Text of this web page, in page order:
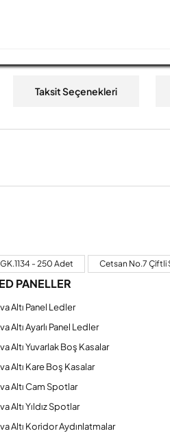
Taksit Seçenekleri
- 250 Adet Cetsan No.7 Çiftli
PANELLER
Altı Panel Ledler
Altı Ayarlı Panel Ledler
Altı Yuvarlak Boş Kasalar
Altı Kare Boş Kasalar
Altı Cam Spotlar
Altı Yıldız Spotlar
Altı Koridor Aydınlatmalar